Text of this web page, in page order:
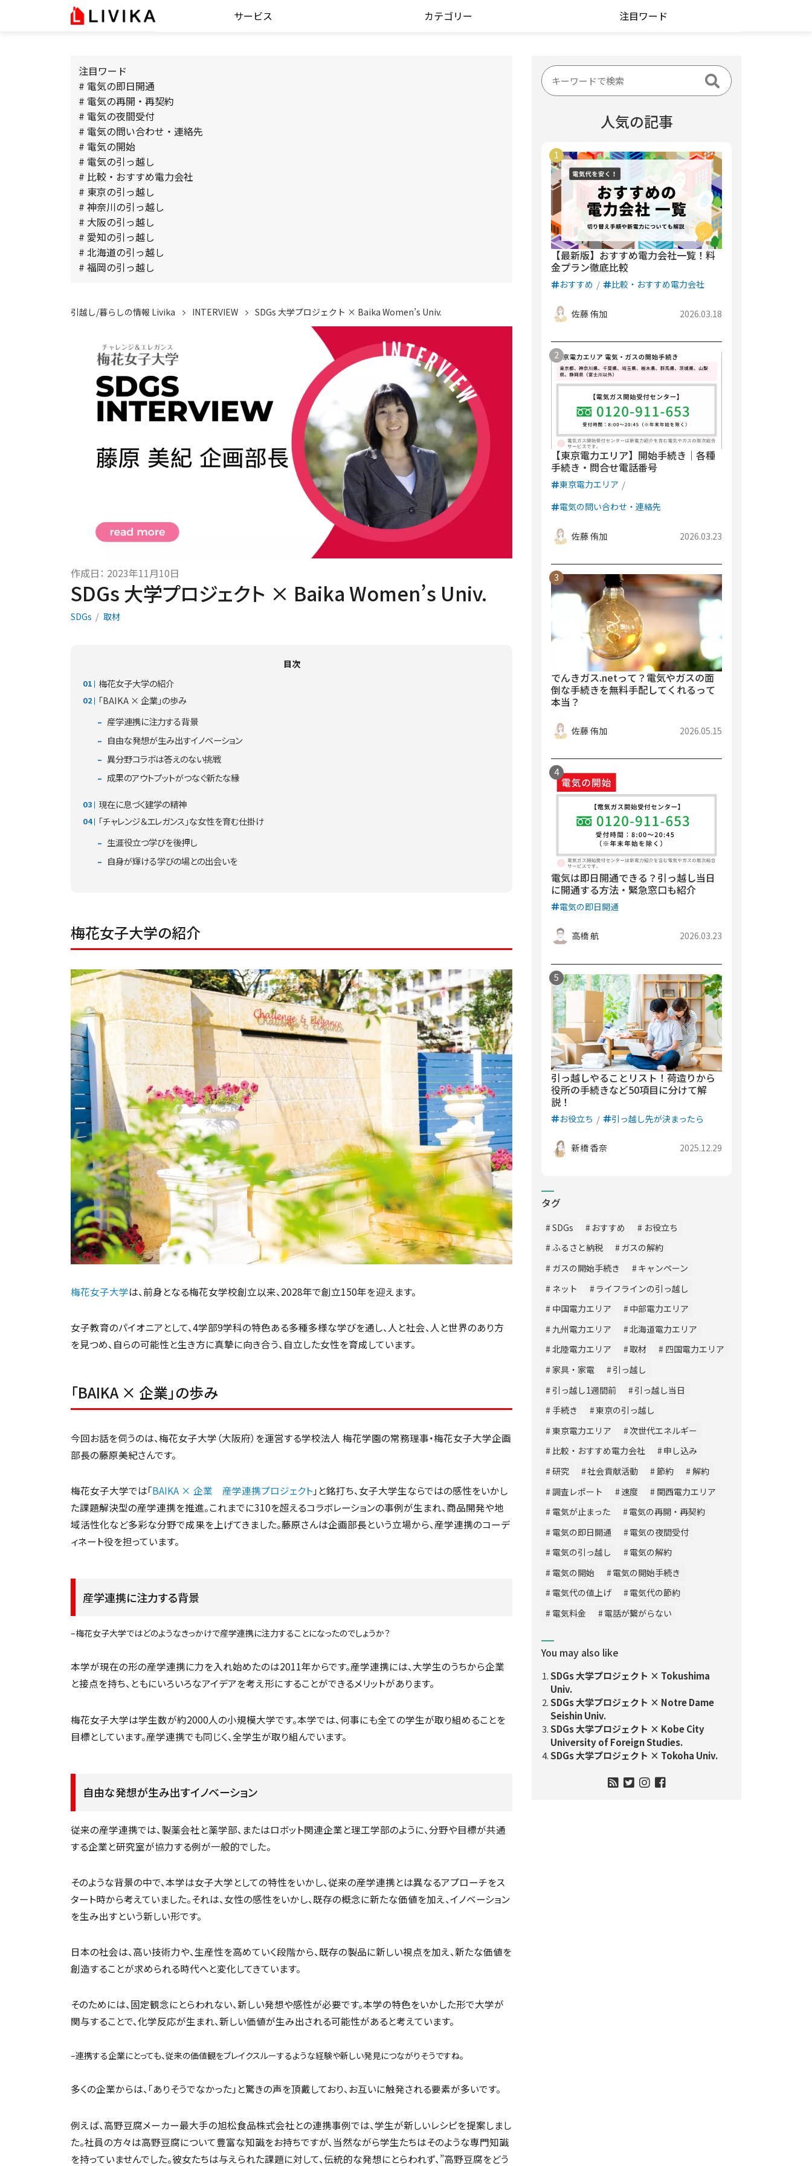
サービス カテゴリー 注目ワード
注目ワード
# 電気の即日開通
# 電気の再開・再契約
# 電気の夜間受付
# 電気の問い合わせ・連絡先
# 電気の開始
# 電気の引っ越し
# 比較・おすすめ電力会社
# 東京の引っ越し
# 神奈川の引っ越し
# 大阪の引っ越し
# 愛知の引っ越し
# 北海道の引っ越し
# 福岡の引っ越し
引越し/暮らしの情報 Livika INTERVIEW SDGs 大学プロジェクト × Baika Women’s Univ.
作成日： 2023年11月10日
SDGs 大学プロジェクト × Baika Women’s Univ.
SDGs 取材
目次
梅花女子大学の紹介
「BAIKA × 企業」の歩み
産学連携に注力する背景
自由な発想が生み出すイノベーション
異分野コラボは答えのない挑戦
成果のアウトプットがつなぐ新たな縁
現在に息づく建学の精神
「チャレンジ＆エレガンス」な女性を育む仕掛け
生涯役立つ学びを後押し
自身が輝ける学びの場との出会いを
梅花女子大学の紹介
梅花女子大学は、前身となる梅花女学校創立以来、2028年で創立150年を迎えます。
女子教育のパイオニアとして、4学部9学科の特色ある多種多様な学びを通し、人と社会、人と世界のあり方
を見つめ、自らの可能性と生き方に真摯に向き合う、自立した女性を育成しています。
「BAIKA × 企業」の歩み
今回お話を伺うのは、梅花女子大学（大阪府）を運営する学校法人 梅花学園の常務理事・梅花女子大学企画
部長の藤原美紀さんです。
梅花女子大学では「BAIKA × 企業 産学連携プロジェクト」と銘打ち、女子大学生ならではの感性をいかし
た課題解決型の産学連携を推進。これまでに310を超えるコラボレーションの事例が生まれ、商品開発や地
域活性化など多彩な分野で成果を上げてきました。藤原さんは企画部長という立場から、産学連携のコーデ
ィネート役を担っています。
産学連携に注力する背景
–梅花女子大学ではどのようなきっかけで産学連携に注力することになったのでしょうか？
本学が現在の形の産学連携に力を入れ始めたのは2011年からです。産学連携には、大学生のうちから企業
と接点を持ち、ともにいろいろなアイデアを考え形にすることができるメリットがあります。
梅花女子大学は学生数が約2000人の小規模大学です。本学では、何事にも全ての学生が取り組めることを
目標としています。産学連携でも同じく、全学生が取り組んでいます。
自由な発想が生み出すイノベーション
従来の産学連携では、製薬会社と薬学部、またはロボット関連企業と理工学部のように、分野や目標が共通
する企業と研究室が協力する例が一般的でした。
そのような背景の中で、本学は女子大学としての特性をいかし、従来の産学連携とは異なるアプローチをス
タート時から考えていました。それは、女性の感性をいかし、既存の概念に新たな価値を加え、イノベーション
を生み出すという新しい形です。
日本の社会は、高い技術力や、生産性を高めていく段階から、既存の製品に新しい視点を加え、新たな価値を
創造することが求められる時代へと変化してきています。
そのためには、固定観念にとらわれない、新しい発想や感性が必要です。本学の特色をいかした形で大学が
関与することで、化学反応が生まれ、新しい価値が生み出される可能性があると考えています。
–連携する企業にとっても、従来の価値観をブレイクスルーするような経験や新しい発見につながりそうですね。
多くの企業からは、「ありそうでなかった」と驚きの声を頂戴しており、お互いに触発される要素が多いです。
例えば、高野豆腐メーカー最大手の旭松食品株式会社との連携事例では、学生が新しいレシピを提案しまし
た。社員の方々は高野豆腐について豊富な知識をお持ちですが、当然ながら学生たちはそのような専門知識
を持っていませんでした。彼女たちは与えられた課題に対して、伝統的な発想にとらわれず、”高野豆腐をどう
人気の記事
【最新版】おすすめ電力会社一覧！料
金プラン徹底比較
おすすめ 比較・おすすめ電力会社
佐藤 侑加 2026.03.18
【東京電力エリア】開始手続き｜各種
手続き・問合せ電話番号
東京電力エリア
電気の問い合わせ・連絡先
佐藤 侑加 2026.03.23
でんきガス.netって？電気やガスの面
倒な手続きを無料手配してくれるって
本当？
佐藤 侑加 2026.05.15
電気は即日開通できる？引っ越し当日
に開通する方法・緊急窓口も紹介
電気の即日開通
高橋 航 2026.03.23
引っ越しやることリスト！荷造りから
役所の手続きなど50項目に分けて解
説！
お役立ち 引っ越し先が決まったら
新橋 香奈 2025.12.29
タグ
SDGs おすすめ
お役立ち
ふるさと納税
ガスの解約
ガスの開始手続き
キャンペーン
ネット
ライフラインの引っ越し
中国電力エリア
中部電力エリア
九州電力エリア
北海道電力エリア
北陸電力エリア
取材
四国電力エリア
家具・家電
引っ越し
引っ越し1週間前
引っ越し当日
手続き
東京の引っ越し
東京電力エリア
次世代エネルギー
比較・おすすめ電力会社
申し込み
研究
社会貢献活動 節約
解約
調査レポート
速度
関西電力エリア
電気が止まった
電気の再開・再契約
電気の即日開通
電気の夜間受付
電気の引っ越し
電気の解約
電気の開始
電気の開始手続き
電気代の値上げ
電気代の節約
電気料金
電話が繋がらない
You may also like
SDGs 大学プロジェクト × Tokushima
Univ.
SDGs 大学プロジェクト × Notre Dame
Seishin Univ.
SDGs 大学プロジェクト × Kobe City
University of Foreign Studies.
SDGs 大学プロジェクト × Tokoha Univ.